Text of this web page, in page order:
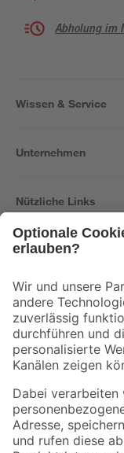
Abholung im
Wissen & Service
Unternehmen
Nützliche Links
Der toom Newsletter:
Zur Newsletter
Folge uns
Zahlungsarten